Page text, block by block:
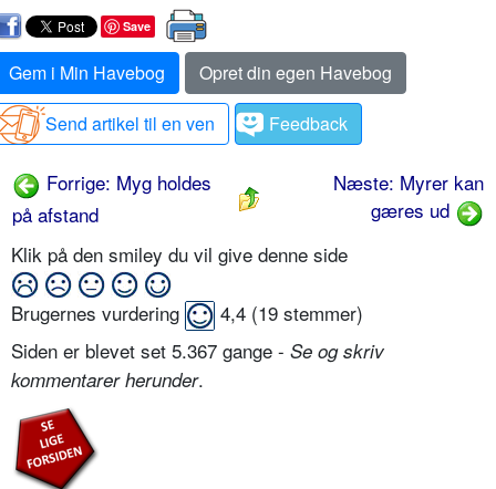
Save
Gem i Min Havebog
Opret din egen Havebog
Send artikel til en ven
Feedback
Forrige: Myg holdes
på afstand
Næste: Myrer kan
gæres ud
Klik på den smiley du vil give denne side
Brugernes vurdering 4,4 (19 stemmer)
Siden er blevet set 5.367 gange - Se og skriv
kommentarer herunder.